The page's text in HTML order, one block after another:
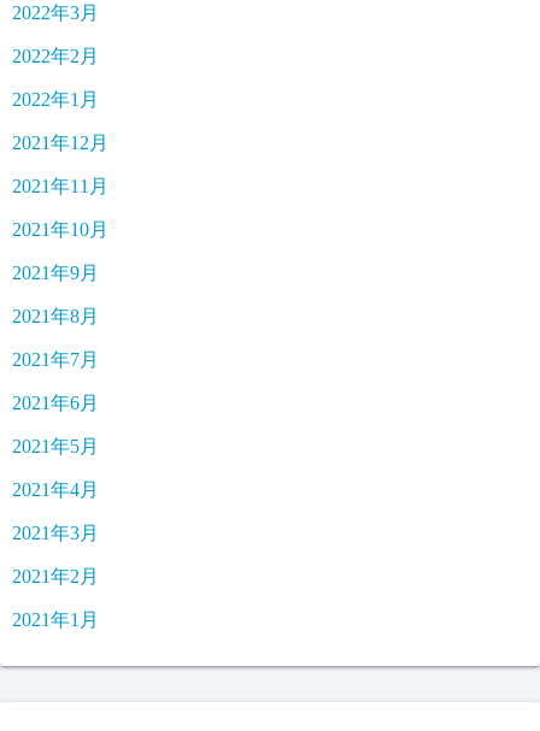
2022年3月
2022年2月
2022年1月
2021年12月
2021年11月
2021年10月
2021年9月
2021年8月
2021年7月
2021年6月
2021年5月
2021年4月
2021年3月
2021年2月
2021年1月